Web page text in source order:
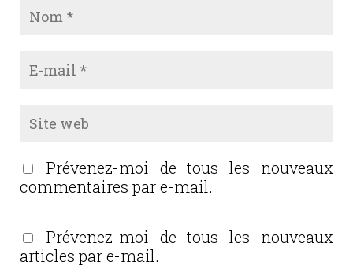
Prévenez-moi de tous les nouveaux
commentaires par e-mail.
Prévenez-moi de tous les nouveaux
articles par e-mail.